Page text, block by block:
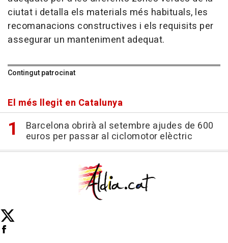
ciutat i detalla els materials més habituals, les
recomanacions constructives i els requisits per
assegurar un manteniment adequat.
Contingut patrocinat
El més llegit en Catalunya
Barcelona obrirà al setembre ajudes de 600
euros per passar al ciclomotor elèctric